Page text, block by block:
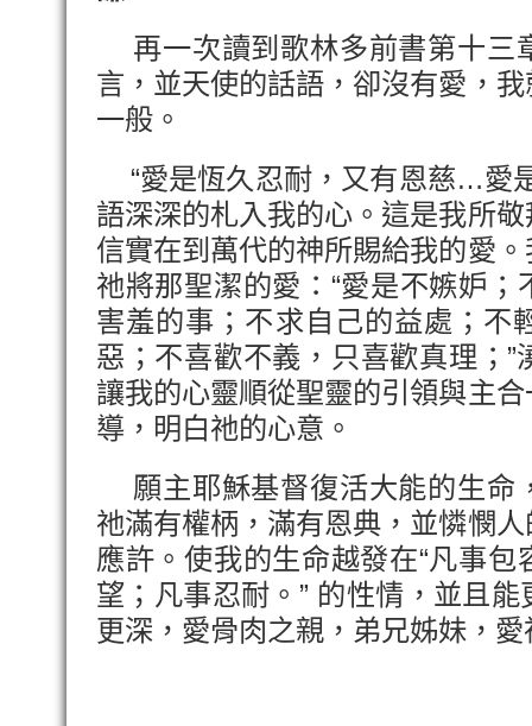
再一次讀到歌林多前書第十三
言，並天使的話語，卻沒有愛，
一般。
“愛是恆久忍耐，又有恩慈…愛
語深深的札入我的心。這是我所
信實在到萬代的神所賜給我的愛
祂將那聖潔的愛：“愛是不嫉妒
害羞的事；不求自己的益處；不
惡；不喜歡不義，只喜歡真理；
讓我的心靈順從聖靈的引領與主
導，明白祂的心意。
願主耶穌基督復活大能的生命
祂滿有權柄，滿有恩典，並憐憫
應許。使我的生命越發在“凡事
望；凡事忍耐。” 的性情，並且
更深，愛骨肉之親，弟兄姊妹，